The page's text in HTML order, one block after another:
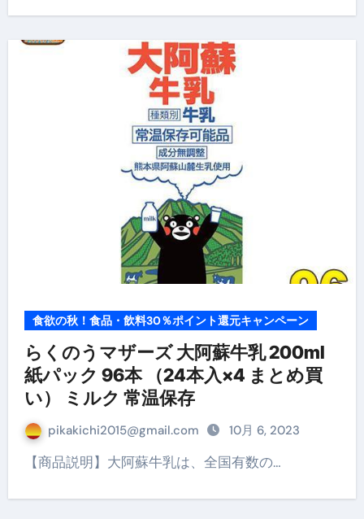
食欲の秋！食品・飲料30％ポイント還元キャンペーン
らくのうマザーズ 大阿蘇牛乳 200ml
紙パック 96本 （24本入×4 まとめ買
い） ミルク 常温保存
pikakichi2015@gmail.com 10月 6, 2023
【商品説明】大阿蘇牛乳は、全国有数の…